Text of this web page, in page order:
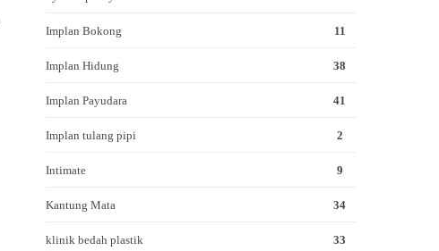
Implan Bokong 11
Implan Hidung 38
Implan Payudara 41
Implan tulang pipi 2
Intimate 9
Kantung Mata 34
klinik bedah plastik 33